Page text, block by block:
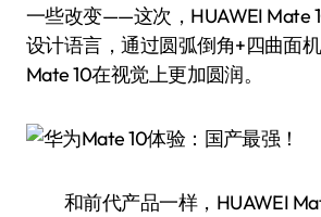
一些改变——这次，HUAWEI Mate
设计语言，通过圆弧倒角+四曲面
Mate 10在视觉上更加圆润。
和前代产品一样，HUAWEI